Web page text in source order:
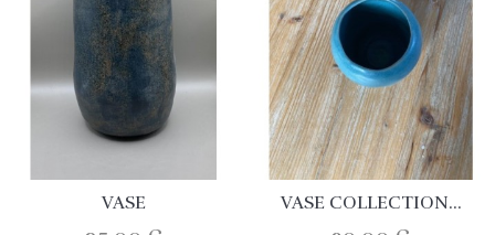
VASE VASE COLLECTION...